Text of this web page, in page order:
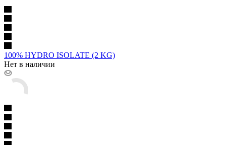
100% HYDRO ISOLATE (2 KG)
Нет в наличии